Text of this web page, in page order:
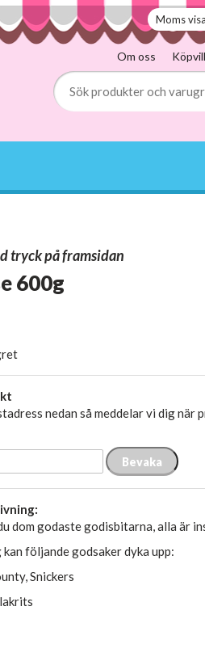
Moms
Om oss
tryck på framsidan
600g
nedan så meddelar vi dig när
Bevaka
dom godaste godisbitarna, alla är
följande godsaker dyka upp:
Snickers